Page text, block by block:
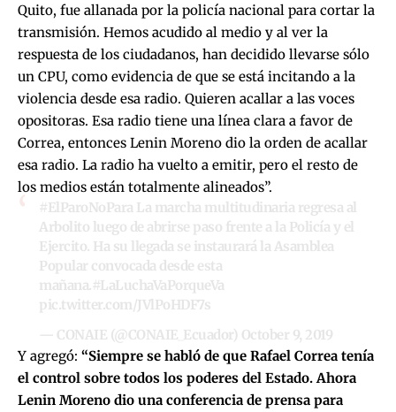
Quito, fue allanada por la policía nacional para cortar la
transmisión. Hemos acudido al medio y al ver la
respuesta de los ciudadanos, han decidido llevarse sólo
un CPU, como evidencia de que se está incitando a la
violencia desde esa radio. Quieren acallar a las voces
opositoras. Esa radio tiene una línea clara a favor de
Correa, entonces Lenin Moreno dio la orden de acallar
esa radio. La radio ha vuelto a emitir, pero el resto de
los medios están totalmente alineados”.
#ElParoNoParaLa marcha multitudinaria regresa al
Arbolito luego de abrirse paso frente a la Policía y el
Ejercito. Ha su llegada se instaurará la Asamblea
Popular convocada desde esta
mañana.#LaLuchaVaPorqueVa
pic.twitter.com/JVlPoHDF7s
— CONAIE (@CONAIE_Ecuador) October 9, 2019
Y agregó: “Siempre se habló de que Rafael Correa tenía
el control sobre todos los poderes del Estado. Ahora
Lenin Moreno dio una conferencia de prensa para